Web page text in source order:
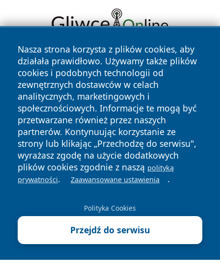
Nasza strona korzysta z plików cookies, aby
działała prawidłowo. Używamy także plików
cookies i podobnych technologii od
zewnętrznych dostawców w celach
analitycznych, marketingowych i
społecznościowych. Informacje te mogą być
przetwarzane również przez naszych
partnerów. Kontynuując korzystanie ze
strony lub klikając „Przechodzę do serwisu",
wyrażasz zgodę na użycie dodatkowych
plików cookies zgodnie z naszą polityką
prywatności. Zaawansowane ustawienia .
Polityka Cookies
Przejdź do serwisu
Copyright © 2026 wiadomosciolsztyn.pl Wszystkie prawa
zastrzeżone.
News Autorzy
Polityka
Prywatności
Polityka
Cookies